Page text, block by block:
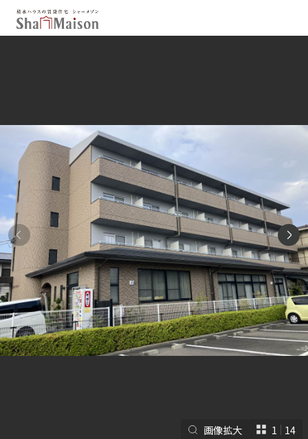
北海道 東北
中部
関西
中国・四国
九州
市区郡・路線・駅から探す
通勤・通学時間から探す
地図から探す
人気のカテゴリから探す
画像拡大 1 14